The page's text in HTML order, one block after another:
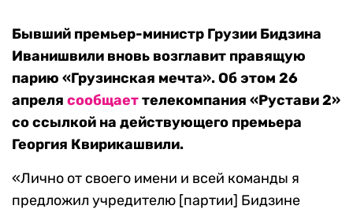
Бывший премьер-министр Грузии Бидзина
Иванишвили вновь возглавит правящую
парию «Грузинская мечта». Об этом 26
апреля сообщаеттелекомпания «Рустави 2»
со ссылкой на действующего премьера
Георгия Квирикашвили.
«Лично от своего имени и всей команды я
предложил учредителю [партии] Бидзине